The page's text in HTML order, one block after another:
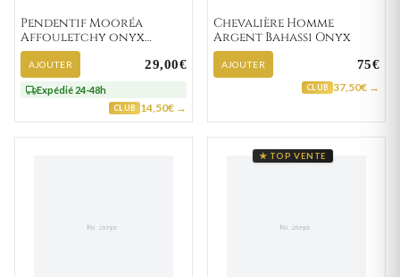
Pendentif Mooréa
Affouletchy onyx
Ethnique Totem
AJOUTER 29,00€
Expédié 24-48h
CLUB 14,50€ →
Chevalière Homme
Argent Bahassi Onyx
AJOUTER 75€
CLUB 37,50€ →
★ TOP VENTE